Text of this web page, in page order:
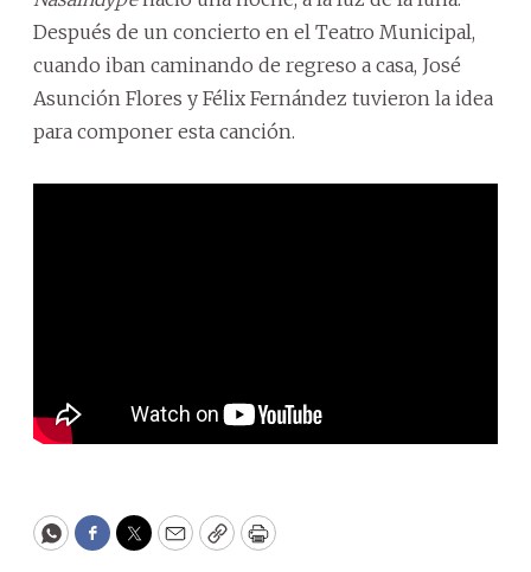
Después de un concierto en el Teatro Municipal,
cuando iban caminando de regreso a casa, José
Asunción Flores y Félix Fernández tuvieron la idea
para componer esta canción.
WhatsApp
Facebook
Twitter
EmailCopyPrint